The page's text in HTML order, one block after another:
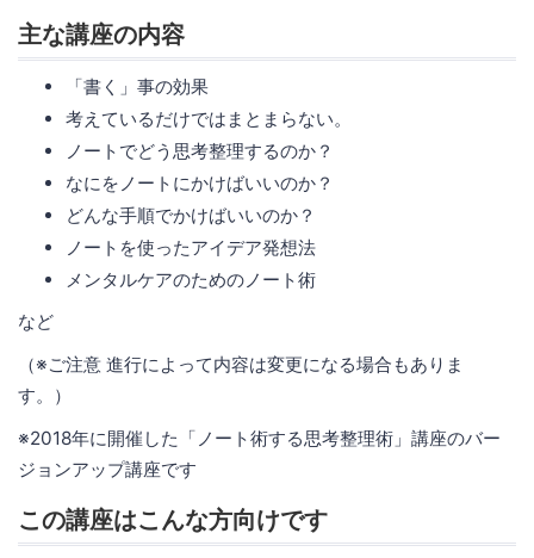
主な講座の内容
「書く」事の効果
考えているだけではまとまらない。
ノートでどう思考整理するのか？
なにをノートにかけばいいのか？
どんな手順でかけばいいのか？
ノートを使ったアイデア発想法
メンタルケアのためのノート術
など
（※ご注意 進行によって内容は変更になる場合もありま
す。）
※2018年に開催した「ノート術する思考整理術」講座のバー
ジョンアップ講座です
この講座はこんな方向けです